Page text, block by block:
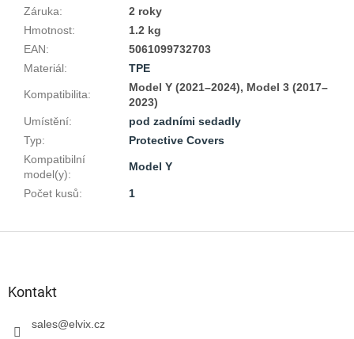
Záruka:
2 roky
Hmotnost:
1.2 kg
EAN:
5061099732703
Materiál: TPE
Kompatibilita:
Model Y (2021–2024), Model 3 (2017–
2023)
Umístění:
pod zadními sedadly
Typ:
Protective Covers
Kompatibilní
model(y):
Model Y
Počet kusů: 1
Kontakt
sales@elvix.cz